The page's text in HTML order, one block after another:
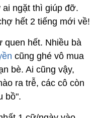
ai ngặt thì giúp đỡ.
hết 2 tiếng mới về!
quen hết. Nhiều bà
cũng ghé vô mua
bè. Ai cũng vậy,
ra trễ, các cô còn
bồ".